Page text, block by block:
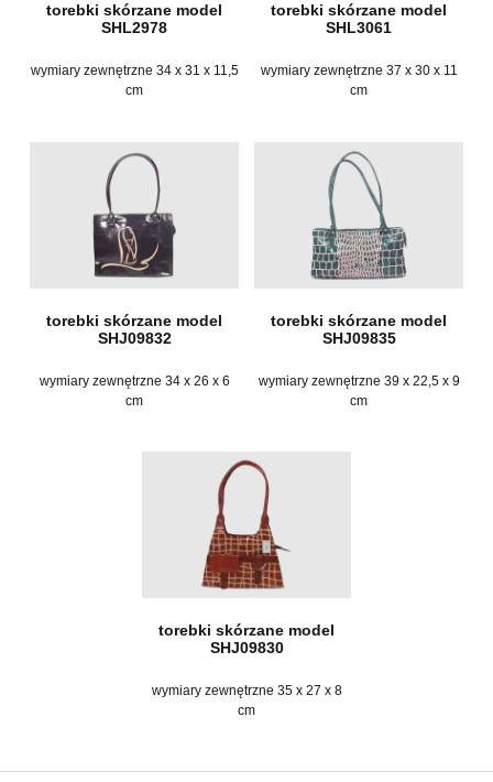
torebki skórzane model
SHL2978
wymiary zewnętrzne 34 x 31 x 11,5
cm
torebki skórzane model
SHL3061
wymiary zewnętrzne 37 x 30 x 11
cm
torebki skórzane model
SHJ09832
wymiary zewnętrzne 34 x 26 x 6
cm
torebki skórzane model
SHJ09835
wymiary zewnętrzne 39 x 22,5 x 9
cm
torebki skórzane model
SHJ09830
wymiary zewnętrzne 35 x 27 x 8
cm